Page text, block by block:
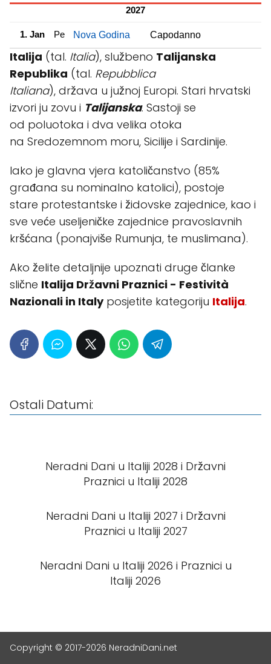
2027
1. Jan Pe Nova Godina Capodanno
Italija (tal. Italia), službeno Talijanska
Republika (tal. Repubblica
Italiana), država u južnoj Europi. Stari hrvatski
izvori ju zovu i Talijanska. Sastoji se
od poluotoka i dva velika otoka
na Sredozemnom moru, Sicilije i Sardinije.
Iako je glavna vjera katoličanstvo (85%
građana su nominalno katolici), postoje
stare protestantske i židovske zajednice, kao i
sve veće useljeničke zajednice pravoslavnih
kršćana (ponajviše Rumunja, te muslimana).
Ako želite detaljnije upoznati druge članke
slične Italija Državni Praznici - Festività
Nazionali in Italyposjetite kategoriju Italija.
Ostali Datumi:
Neradni Dani u Italiji 2028 i Državni
Praznici u Italiji 2028
Neradni Dani u Italiji 2027 i Državni
Praznici u Italiji 2027
Neradni Dani u Italiji 2026 i Praznici u
Italiji 2026
Copyright © 2017-2026 NeradniDani.net